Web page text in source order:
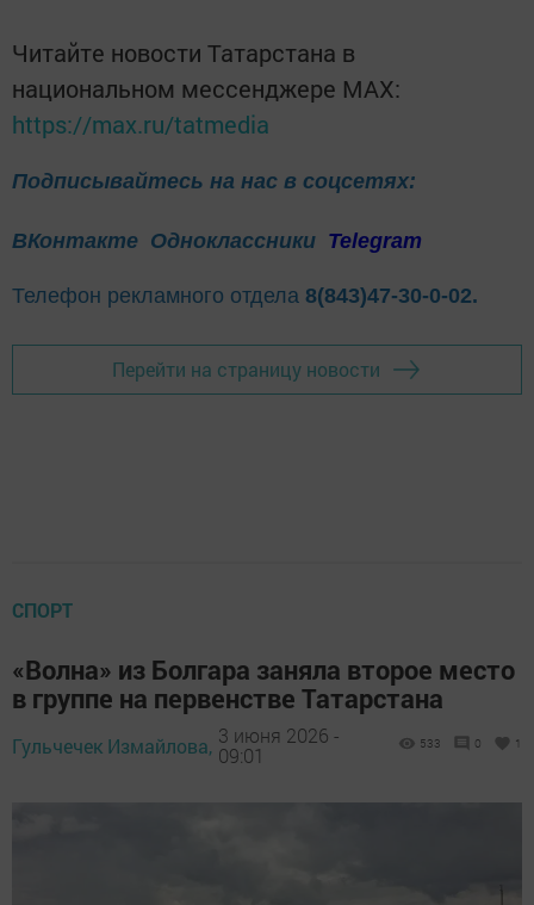
Читайте новости Татарстана в
национальном мессенджере MАХ:
https://max.ru/tatmedia
Подписывайтесь на нас в соцсетях:
ВКонтакте Одноклассники Telegram
Телефон рекламного отдела 8(843)47-30-0-02.
Перейти на страницу новости
СПОРТ
«Волна» из Болгара заняла второе место
в группе на первенстве Татарстана
Гульчечек Измайлова, 3 июня 2026 -
09:01
533 0 1